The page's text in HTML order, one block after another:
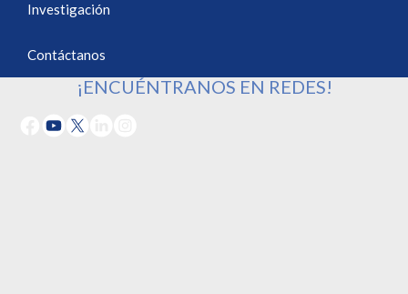
Investigación
Contáctanos
¡ENCUÉNTRANOS EN REDES!